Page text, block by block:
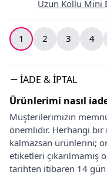
Uzun Kollu Mini
1 2 3 4
İADE & İPTAL
Ürünlerimi nasıl
Müşterilerimizin
önemlidir. Herhangi bir
kalmazsan ürünlerini;
etiketleri çıkarılmamış
tarihten itibaren 14